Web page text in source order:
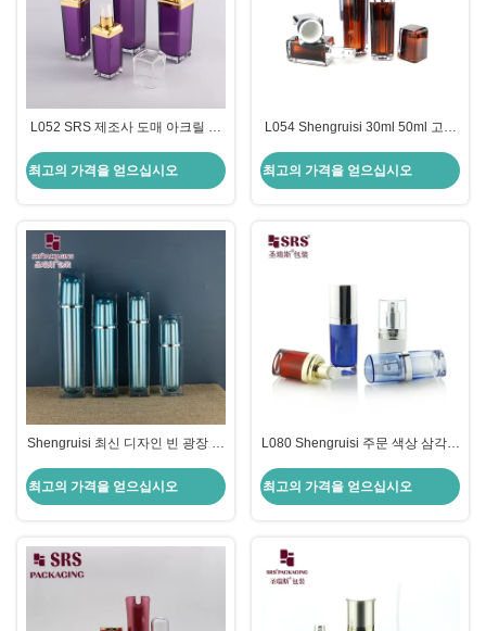
L052 SRS 제조사 도매 아크릴 사
포함)
최고의 가격을 얻으십시오
L054 Shengruisi 30ml 50ml 고급
션 펌프 화장품 용 병
최고의 가격을 얻으십시오
Shengruisi 최신 디자인 빈 광장 금
로션 병
최고의 가격을 얻으십시오
L080 Shengruisi 주문 색상 삼각형
로션 피부 관리 포장
최고의 가격을 얻으십시오